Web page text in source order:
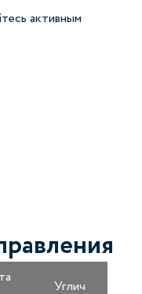
активным
Углич